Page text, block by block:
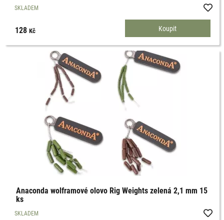
SKLADEM
128Kč
Anaconda wolframové olovo Rig Weights zelená 2,1 mm 15
ks
SKLADEM